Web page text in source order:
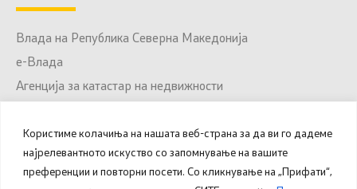
Користиме колачиња на нашата веб-страна за да ви го дадеме
најрелевантното искуство со запомнување на вашите
преференции и повторни посети. Со кликнување на „Прифати“,
Влада на Република Северна Македонија
е-Влада
Агенција за катастар на недвижности
Портал за отворени податоци
Национален Портал за е-Услуги